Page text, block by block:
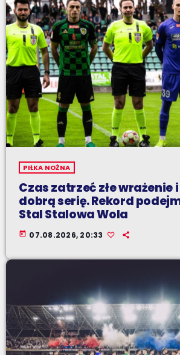
PIŁKA NOŻNA
Czas zatrzeć złe wrażenie
dobrą serię. Rekord
Stal Stalowa Wola
today 07.08.2026, 20:33